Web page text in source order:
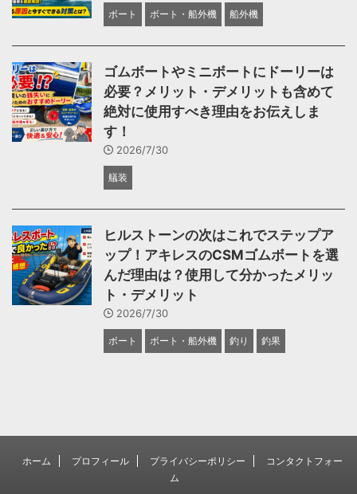
ボート ボート・船外機 船外機
ゴムボートやミニボートにドーリーは
必要？メリット・デメリットも含めて
絶対に使用すべき理由をお伝えしま
す！
2026/7/30
艤装
ヒルストーンの次はこれでステップア
ップ！アキレスのCSMゴムボートを選
んだ理由は？使用して分かったメリッ
ト・デメリット
2026/7/30
ボート ボート・船外機 釣り 釣果
ホーム プロフィール プライバシーポリシー
コンタクトフォー
ム